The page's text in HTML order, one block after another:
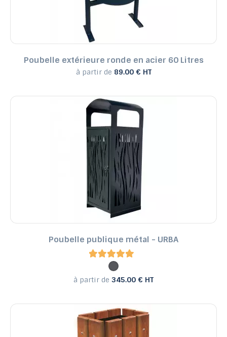
Poubelle extérieure ronde en acier 60 Litres
à partir de 89.00 € HT
Poubelle publique métal - URBA
à partir de 345.00 € HT